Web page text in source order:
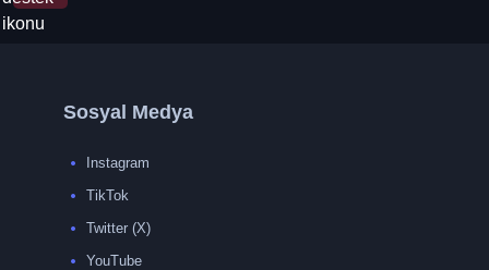
Sosyal Medya
Instagram
TikTok
Twitter (X)
YouTube